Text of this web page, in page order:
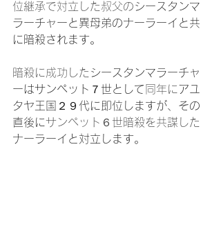
位継承で対立した叔父のシースタンマ
ラーチャーと異母弟のナーラーイと共
に暗殺されます。
暗殺に成功した シースタンマラーチャ
ーはサンペット７世として 同年にアユ
タヤ王国２９代に即位しますが、その
直後にサンペット６世暗殺を共謀した
ナーラーイと対立します。